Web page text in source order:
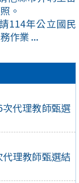
代理教師甄選
理教師甄選結
。
114年公立國民
作業 ...